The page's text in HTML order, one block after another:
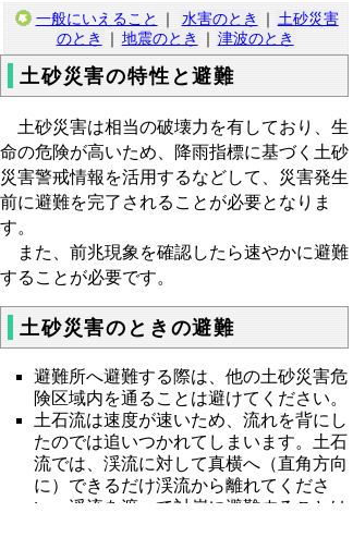
一般にいえること ｜ 水害のとき ｜ 土砂災害
のとき
｜ 地震のとき ｜ 津波のとき
土砂災害の特性と避難
土砂災害は相当の破壊力を有しており、生
命の危険が高いため、降雨指標に基づく土砂
災害警戒情報を活用するなどして、災害発生
前に避難を完了されることが必要となりま
す。
また、前兆現象を確認したら速やかに避難
することが必要です。
土砂災害のときの避難
避難所へ避難する際は、他の土砂災害危
険区域内を通ることは避けてください。
土石流は速度が速いため、流れを背にし
たのでは追いつかれてしまいます。土石
流では、渓流に対して真横へ（直角方向
に）できるだけ渓流から離れてくださ
い。渓流を渡って対岸に避難することは